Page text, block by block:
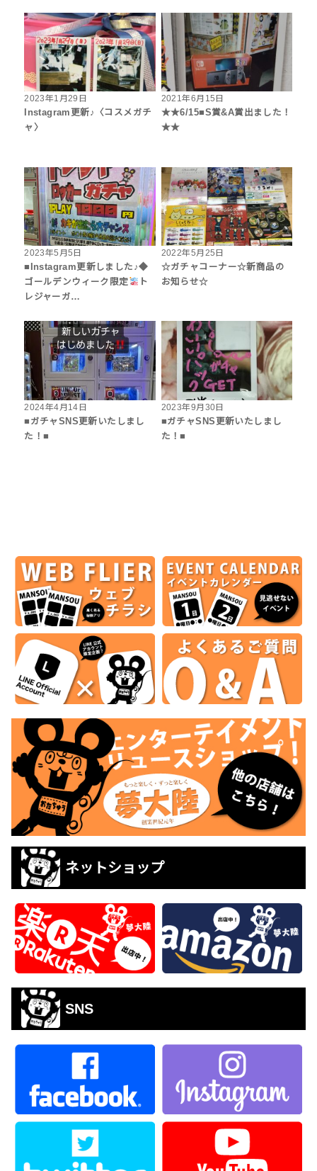
2023年1月29日
Instagram更新♪〈コスメガチ
ャ〉
2021年6月15日
★★6/15■S賞&A賞出ました！
★★
2023年5月5日
■Instagram更新しました♪◆
ゴールデンウィーク限定
ト
レジャーガ…
2022年5月25日
☆ガチャコーナー☆新商品の
お知らせ☆
2024年4月14日
■ガチャSNS更新いたしまし
た！■
2023年9月30日
■ガチャSNS更新いたしまし
た！■
ネットショップ
SNS